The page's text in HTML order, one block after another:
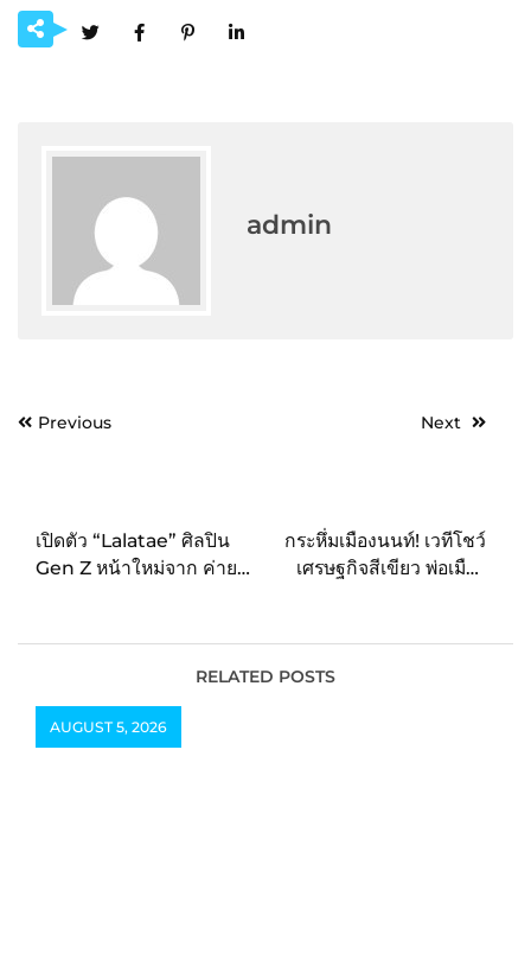
admin
PostPrevious
เปิดตัว “Lalatae” ศิลปิน
Gen Z หน้าใหม่จาก ค่าย
(Endless)” พาคนฟังดำดิ่ง
Next
กระหึ่มเมืองนนท์! เวทีโชว์
เศรษฐกิจสีเขียว พ่อเมือง
“Best & Green of Non
2026” ชูภาพลักษณ์เมือง
RELATED POSTS
AUGUST 5, 2026